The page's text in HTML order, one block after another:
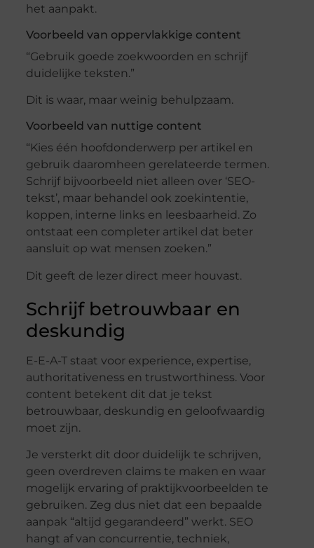
het aanpakt.
Voorbeeld van oppervlakkige content
“Gebruik goede zoekwoorden en schrijf
duidelijke teksten.”
Dit is waar, maar weinig behulpzaam.
Voorbeeld van nuttige content
“Kies één hoofdonderwerp per artikel en
gebruik daaromheen gerelateerde termen.
Schrijf bijvoorbeeld niet alleen over ‘SEO-
tekst’, maar behandel ook zoekintentie,
koppen, interne links en leesbaarheid. Zo
ontstaat een completer artikel dat beter
aansluit op wat mensen zoeken.”
Dit geeft de lezer direct meer houvast.
Schrijf betrouwbaar en
deskundig
E-E-A-T staat voor experience, expertise,
authoritativeness en trustworthiness. Voor
content betekent dit dat je tekst
betrouwbaar, deskundig en geloofwaardig
moet zijn.
Je versterkt dit door duidelijk te schrijven,
geen overdreven claims te maken en waar
mogelijk ervaring of praktijkvoorbeelden te
gebruiken. Zeg dus niet dat een bepaalde
aanpak “altijd gegarandeerd” werkt. SEO
hangt af van concurrentie, techniek,